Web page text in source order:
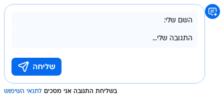
בשליחת התגובה אני מסכים לתנאי השימוש